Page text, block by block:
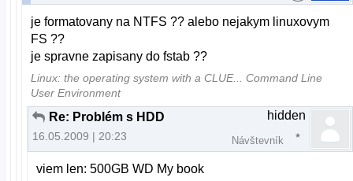
je formatovany na NTFS ?? alebo nejakym linuxovym
FS ??
je spravne zapisany do fstab ??
Linux: the operating system with a CLUE... Command Line
User Environment
Re: Problém s HDD
16.05.2009 | 20:23
hidden
Návštevník
viem len: 500GB WD My book